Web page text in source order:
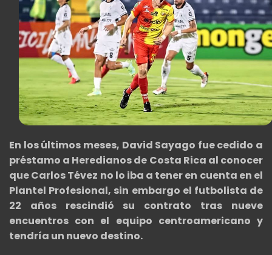
En los últimos meses, David Sayago fue cedido a
préstamo a Heredianos de Costa Rica al conocer
que Carlos Tévez no lo iba a tener en cuenta en el
Plantel Profesional, sin embargo el futbolista de
22 años rescindió su contrato tras nueve
encuentros con el equipo centroamericano y
tendría un nuevo destino.